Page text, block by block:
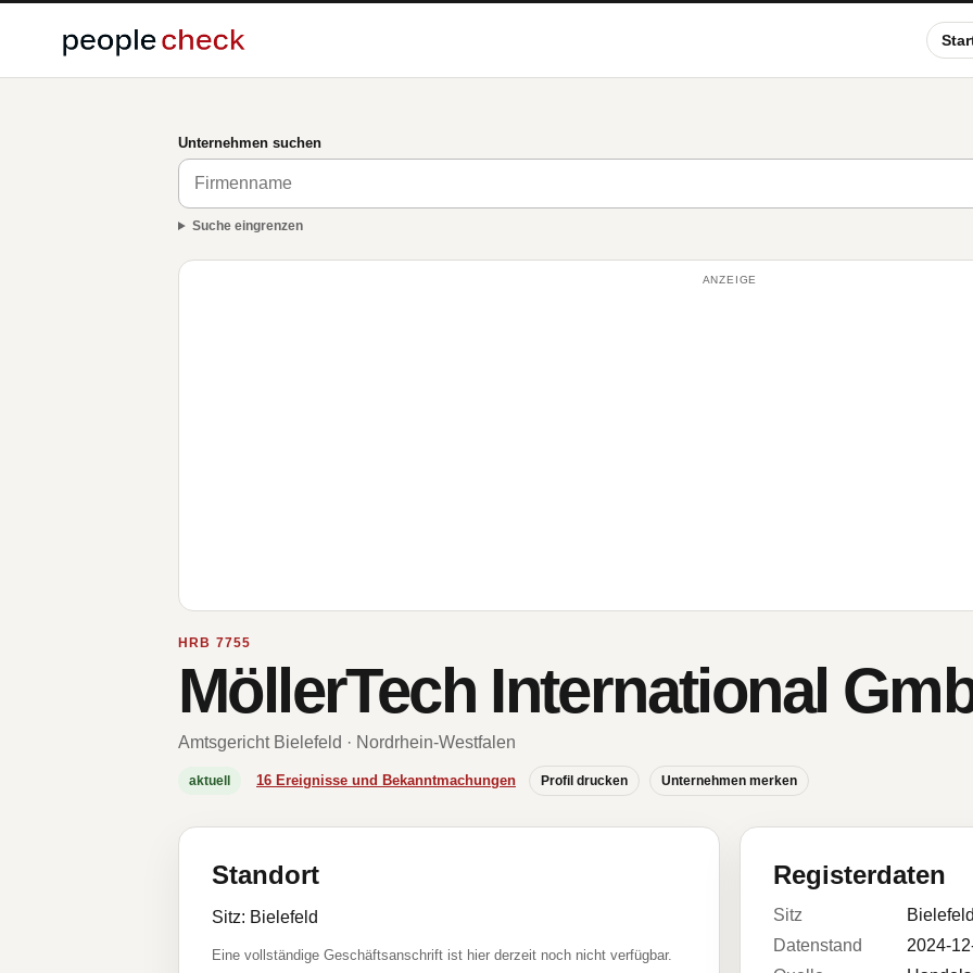
Unternehmen suchen
Suche eingrenzen
ANZEIGE
HRB 7755
MöllerTech International
Amtsgericht Bielefeld · Nordrhein-Westfalen
aktuell 16 Ereignisse und Bekanntmachungen Profil drucken Unternehmen merken
Standort
Sitz: Bielefeld
Eine vollständige Geschäftsanschrift ist hier derzeit noch nicht verfügbar.
Registerdaten
Sitz
Bielefeld
Datenstand
2024-